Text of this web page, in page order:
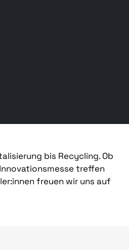
bis Recycling. Ob
treffen
freuen wir uns auf